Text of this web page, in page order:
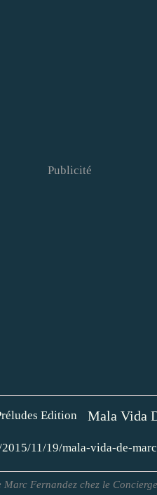
Publicité
11/19/mala-vida-de-
Marc Fernandez chez le